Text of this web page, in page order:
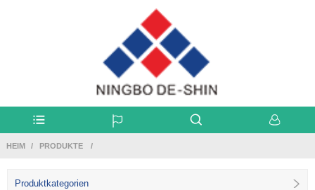
HEIM PRODUKTE
Produktkategorien